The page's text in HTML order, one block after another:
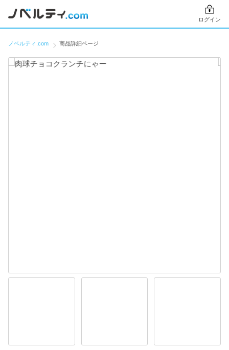
ログイン
ノベルティ.com 商品詳細ページ